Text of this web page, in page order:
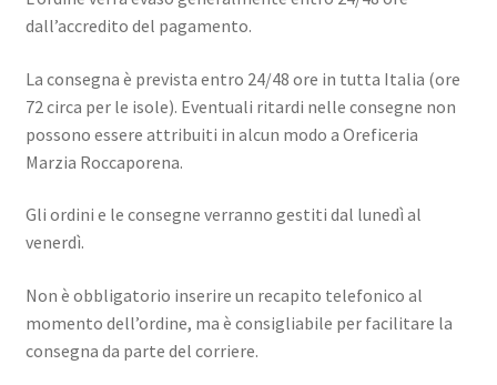
dall’accredito del pagamento.
La consegna è prevista entro 24/48 ore in tutta Italia (ore
72 circa per le isole). Eventuali ritardi nelle consegne non
possono essere attribuiti in alcun modo a Oreficeria
Marzia Roccaporena.
Gli ordini e le consegne verranno gestiti dal lunedì al
venerdì.
Non è obbligatorio inserire un recapito telefonico al
momento dell’ordine, ma è consigliabile per facilitare la
consegna da parte del corriere.